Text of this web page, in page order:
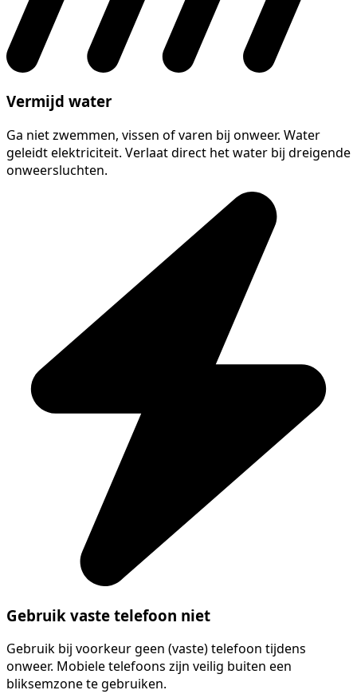
Vermijd water
Ga niet zwemmen, vissen of varen bij onweer. Water
geleidt elektriciteit. Verlaat direct het water bij dreigende
onweersluchten.
Gebruik vaste telefoon niet
Gebruik bij voorkeur geen (vaste) telefoon tijdens
onweer. Mobiele telefoons zijn veilig buiten een
bliksemzone te gebruiken.